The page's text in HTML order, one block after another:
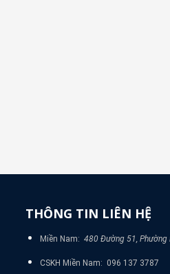
THÔNG TIN LIÊN HỆ
Miền Nam: 480 Đường 51, Phường
CSKH Miền Nam: 096 137 3787